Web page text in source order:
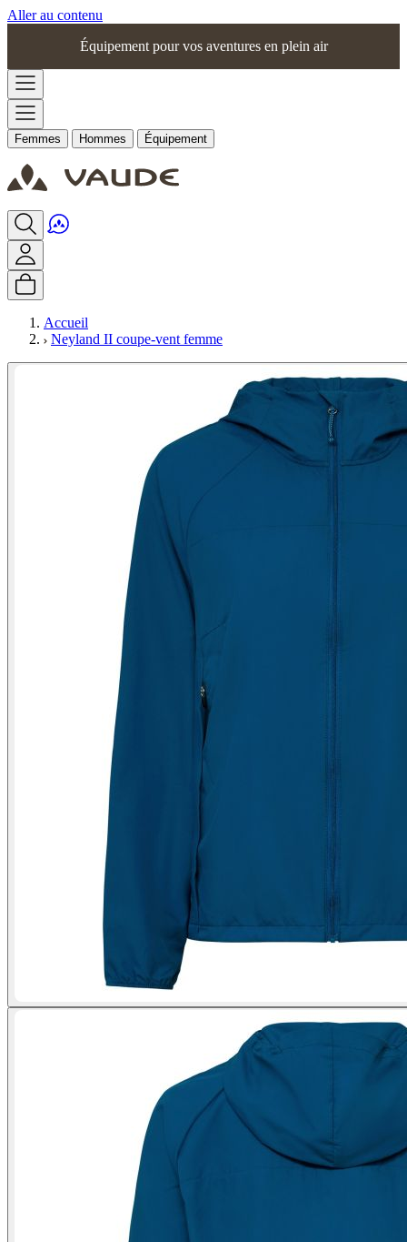
Aller au contenu
Équipement pour vos aventures en plein air
Femmes Hommes Équipement
Accueil
Neyland II coupe-vent femme